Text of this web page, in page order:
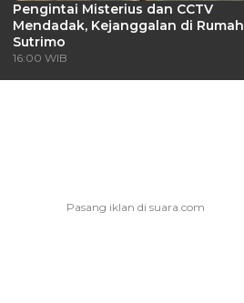
Pengintai Misterius dan CCTV
Mendadak, Kejanggalan di Rumah
Sutrimo
16:00 WIB